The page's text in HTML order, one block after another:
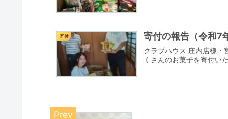
寄付 寄付の報告（令和7
クラブハウス 庄内店様・
くさんのお菓子を寄付い